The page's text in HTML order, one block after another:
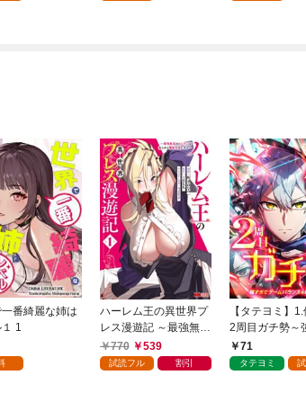
番綺麗な姉は
1
ハーレム王の異世界プ
レス漫遊記 ～最強無双
のおじさんはあらゆる
種族を嫁にする～（コ
770 539
試読フル 割引
【タテヨミ】
2周目ガチ勢～
てゲームバラン
壊した～
71
タテヨミ